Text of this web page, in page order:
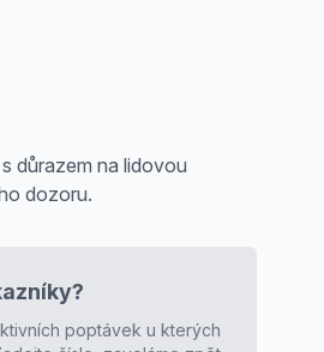
důrazem na lidovou
dozoru.
poptávek u kterých